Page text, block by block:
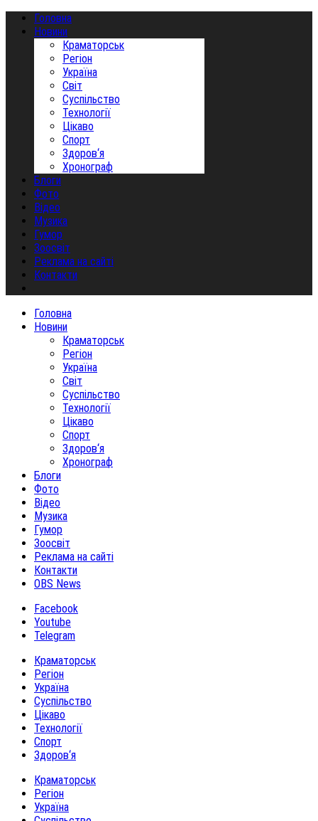
Головна
Новини
Краматорськ
Регіон
Україна
Світ
Суспільство
Технології
Цікаво
Спорт
Здоров‘я
Хронограф
Блоги
Фото
Відео
Музика
Гумор
Зоосвіт
Реклама на сайті
Контакти
Головна
Новини
Краматорськ
Регіон
Україна
Світ
Суспільство
Технології
Цікаво
Спорт
Здоров‘я
Хронограф
Блоги
Фото
Відео
Музика
Гумор
Зоосвіт
Реклама на сайті
Контакти
OBS News
Facebook
Youtube
Telegram
Краматорськ
Регіон
Україна
Суспільство
Цікаво
Технології
Спорт
Здоров‘я
Краматорськ
Регіон
Україна